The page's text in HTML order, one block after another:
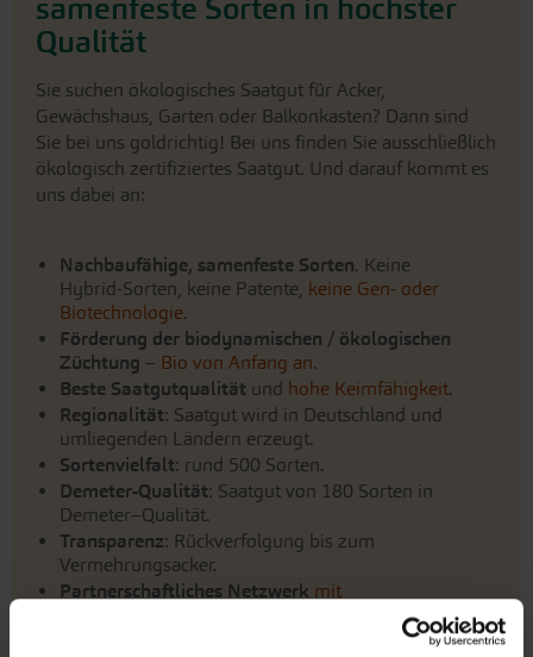
ökologisch zertifiziertes Saatgut. Und darauf kommt es
uns dabei an:
Nachbaufähige, samenfeste Sorten. Keine
Hybrid-Sorten, keine Patente,keine Gen- oder
Biotechnologie.
Förderung der biodynamischen / ökologischen
Regionalität: Saatgut wird in Deutschland und
umliegenden Ländern erzeugt.
Sortenvielfalt: rund 500 Sorten.
Demeter-Qualität: Saatgut von 180 Sorten in
Demeter–Qualität.
Transparenz: Rückverfolgung bis zum
Vermehrungsacker.
Partnerschaftliches Netzwerk
Saatguterzeugung und Züchtung
Integration: Unterstützung der
Lebensgemeinschaft Bingenheim – ein inklusiver
Lebensort in der Wetterau.